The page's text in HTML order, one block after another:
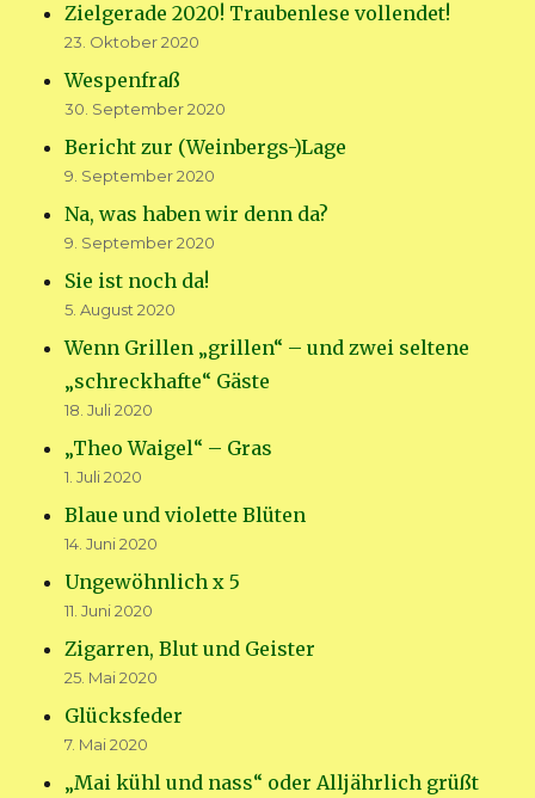
Zielgerade 2020! Traubenlese vollendet!
23. Oktober 2020
Wespenfraß
30. September 2020
Bericht zur (Weinbergs-)Lage
9. September 2020
Na, was haben wir denn da?
9. September 2020
Sie ist noch da!
5. August 2020
Wenn Grillen „grillen“ – und zwei seltene
„schreckhafte“ Gäste
18. Juli 2020
„Theo Waigel“ – Gras
1. Juli 2020
Blaue und violette Blüten
14. Juni 2020
Ungewöhnlich x 5
11. Juni 2020
Zigarren, Blut und Geister
25. Mai 2020
Glücksfeder
7. Mai 2020
„Mai kühl und nass“ oder Alljährlich grüßt